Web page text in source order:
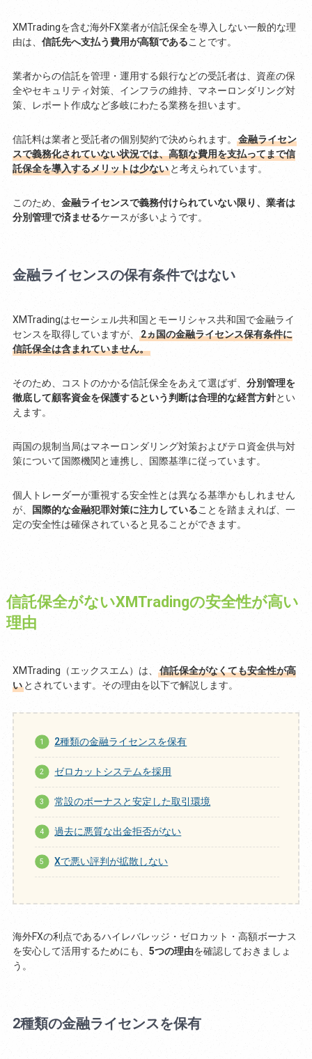
XMTradingを含む海外FX業者が信託保全を導入しない一般的な理
由は、 信託先へ支払う費用が高額であることです。
業者からの信託を管理・運用する銀行などの受託者は、資産の保
全やセキュリティ対策、インフラの維持、マネーロンダリング対
策、レポート作成など多岐にわたる業務を担います。
信託料は業者と受託者の個別契約で決められます。
金融ライセン
スで義務化されていない状況では、高額な費用を支払ってまで信
託保全を導入するメリットは少ないと考えられています。
このため、 金融ライセンスで義務付けられていない限り、業者は
分別管理で済ませるケースが多いようです。
金融ライセンスの保有条件ではない
XMTradingはセーシェル共和国とモーリシャス共和国で金融ライ
センスを取得していますが、
2ヵ国の金融ライセンス保有条件に
信託保全は含まれていません。
そのため、コストのかかる信託保全をあえて選ばず、 分別管理を
徹底して顧客資金を保護するという判断は合理的な経営方針とい
えます。
両国の規制当局はマネーロンダリング対策およびテロ資金供与対
策について国際機関と連携し、国際基準に従っています。
個人トレーダーが重視する安全性とは異なる基準かもしれません
が、
国際的な金融犯罪対策に注力していることを踏まえれば、一
定の安全性は確保されていると見ることができます。
信託保全がないXMTradingの安全性が高い
理由
XMTrading（エックスエム）は、
信託保全がなくても安全性が高
いとされています。その理由を以下で解説します。
2種類の金融ライセンスを保有
ゼロカットシステムを採用
常設のボーナスと安定した取引環境
過去に悪質な出金拒否がない
Xで悪い評判が拡散しない
海外FXの利点であるハイレバレッジ・ゼロカット・高額ボーナス
を安心して活用するためにも、 5つの理由を確認しておきましょ
う。
2種類の金融ライセンスを保有